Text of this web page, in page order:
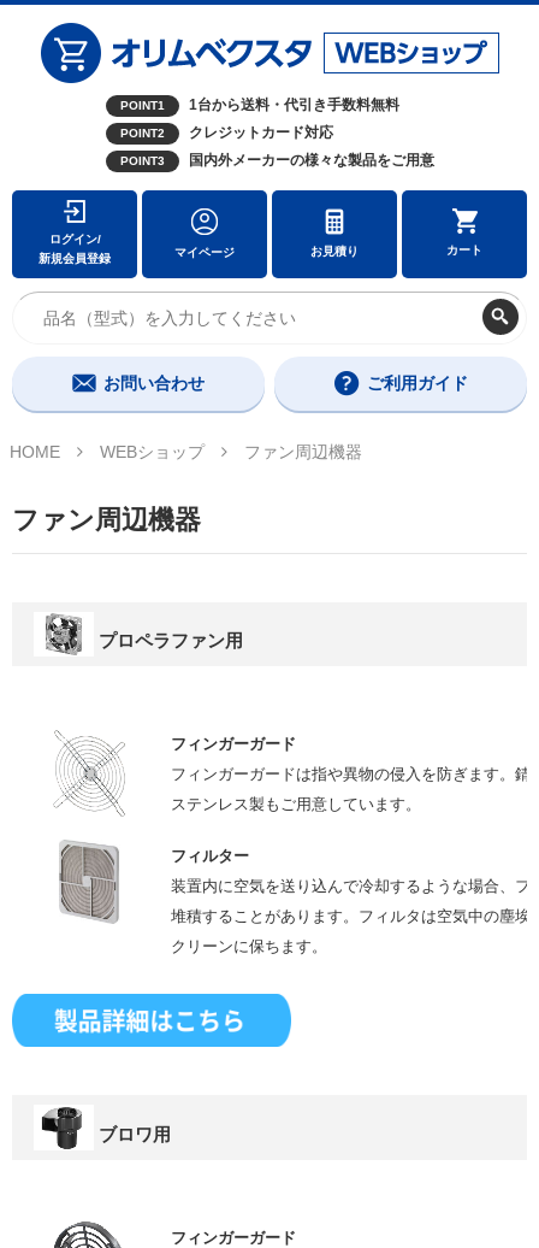
POINT1 1台から送料・代引き手数料無料
POINT2 クレジットカード対応
POINT3 国内外メーカーの様々な製品をご用意
ログイン/
新規会員登録
マイページ お見積り カート
お問い合わせ ご利用ガイド
HOME WEBショップ ファン周辺機器
ファン周辺機器
プロペラファン用
フィンガーガード
フィンガーガードは指や異物の侵入を防ぎます。錆
ステンレス製もご用意しています。
フィルター
装置内に空気を送り込んで冷却するような場合、フ
堆積することがあります。フィルタは空気中の塵埃
クリーンに保ちます。
ブロワ用
フィンガーガード